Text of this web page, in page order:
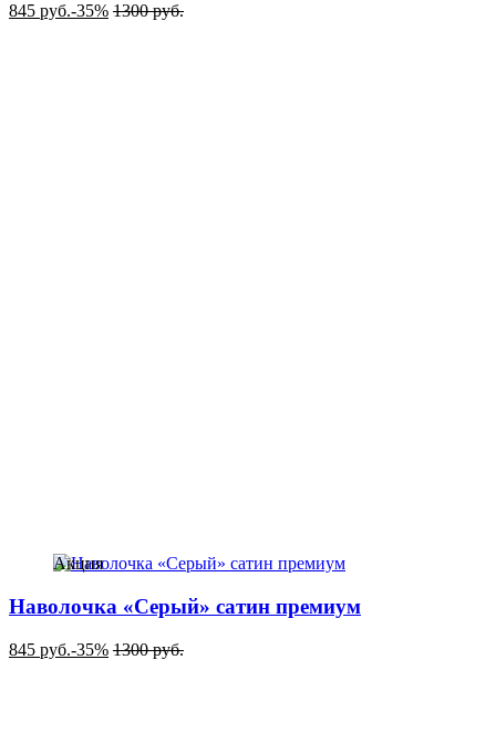
845 руб.-35% 1300руб.
Акция
Наволочка «Серый» сатин премиум
845 руб.-35% 1300руб.